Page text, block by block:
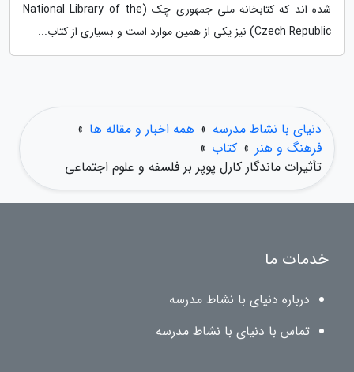
شده اند که کتابخانه ملی جمهوری چک (National Library of the
Czech Republic) نیز یکی از همین موارد است و بسیاری از کتاب...
دنیای با نشاط مدرسه » همه اخبار و مقاله ها »
فرهنگ و هنر » کتاب »
تأثیرات ماندگار کارل پوپر بر فلسفه و علوم اجتماعی
خدمات ما
درباره دنیای با نشاط مدرسه
تماس با دنیای با نشاط مدرسه